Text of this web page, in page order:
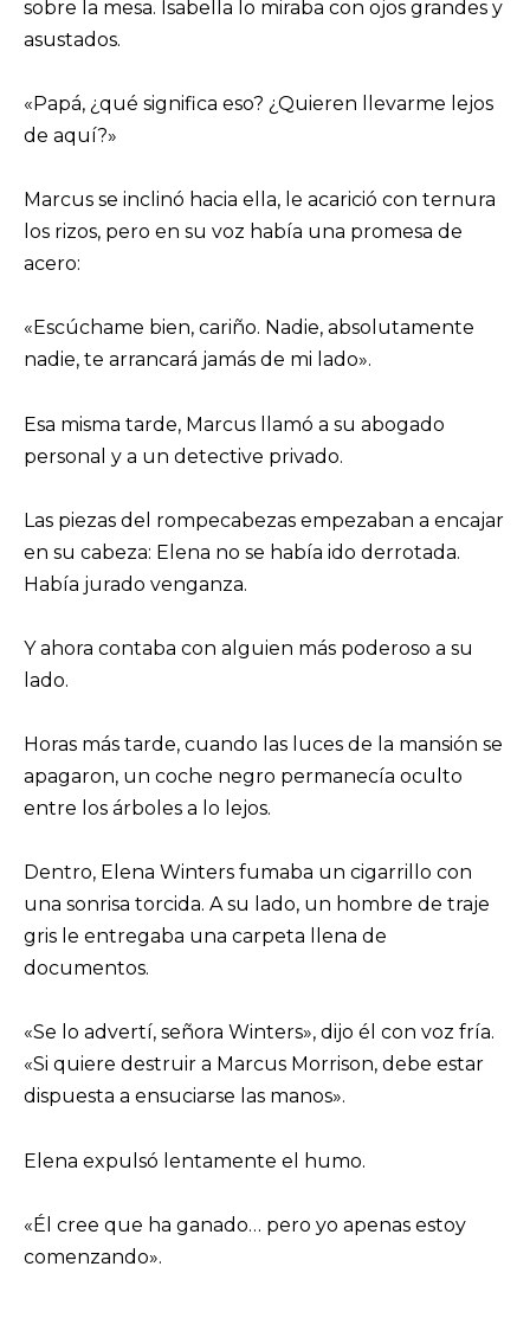
sobre la mesa. Isabella lo miraba con ojos grandes y
asustados.
«Papá, ¿qué significa eso? ¿Quieren llevarme lejos
de aquí?»
Marcus se inclinó hacia ella, le acarició con ternura
los rizos, pero en su voz había una promesa de
acero:
«Escúchame bien, cariño. Nadie, absolutamente
nadie, te arrancará jamás de mi lado».
Esa misma tarde, Marcus llamó a su abogado
personal y a un detective privado.
Las piezas del rompecabezas empezaban a encajar
en su cabeza: Elena no se había ido derrotada.
Había jurado venganza.
Y ahora contaba con alguien más poderoso a su
lado.
Horas más tarde, cuando las luces de la mansión se
apagaron, un coche negro permanecía oculto
entre los árboles a lo lejos.
Dentro, Elena Winters fumaba un cigarrillo con
una sonrisa torcida. A su lado, un hombre de traje
gris le entregaba una carpeta llena de
documentos.
«Se lo advertí, señora Winters», dijo él con voz fría.
«Si quiere destruir a Marcus Morrison, debe estar
dispuesta a ensuciarse las manos».
Elena expulsó lentamente el humo.
«Él cree que ha ganado… pero yo apenas estoy
comenzando».